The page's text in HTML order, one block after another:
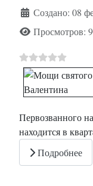
Создано: 08
Просмотров:
Первозванного
находится в
Подробнее